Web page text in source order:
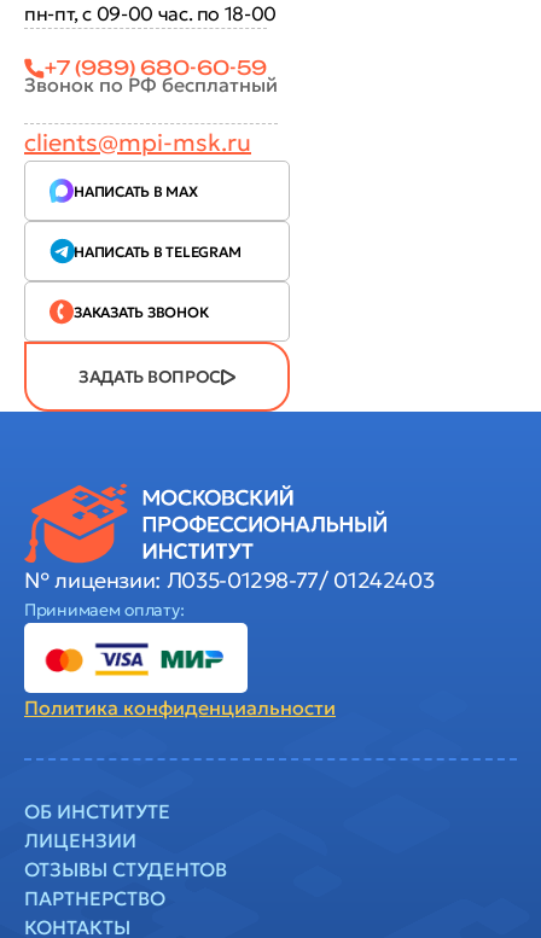
пн-пт, с 09-00 час. по 18-00
+7 (989) 680-60-59
Звонок по РФ бесплатный
clients@mpi-msk.ru
НАПИСАТЬ В MAX
НАПИСАТЬ В TELEGRAM
ЗАКАЗАТЬ ЗВОНОК
ЗАДАТЬ ВОПРОС
№ лицензии: Л035-01298-77/ 01242403
Принимаем оплату:
Политика конфиденциальности
ОБ ИНСТИТУТЕ
ЛИЦЕНЗИИ
ОТЗЫВЫ СТУДЕНТОВ
ПАРТНЕРСТВО
КОНТАКТЫ